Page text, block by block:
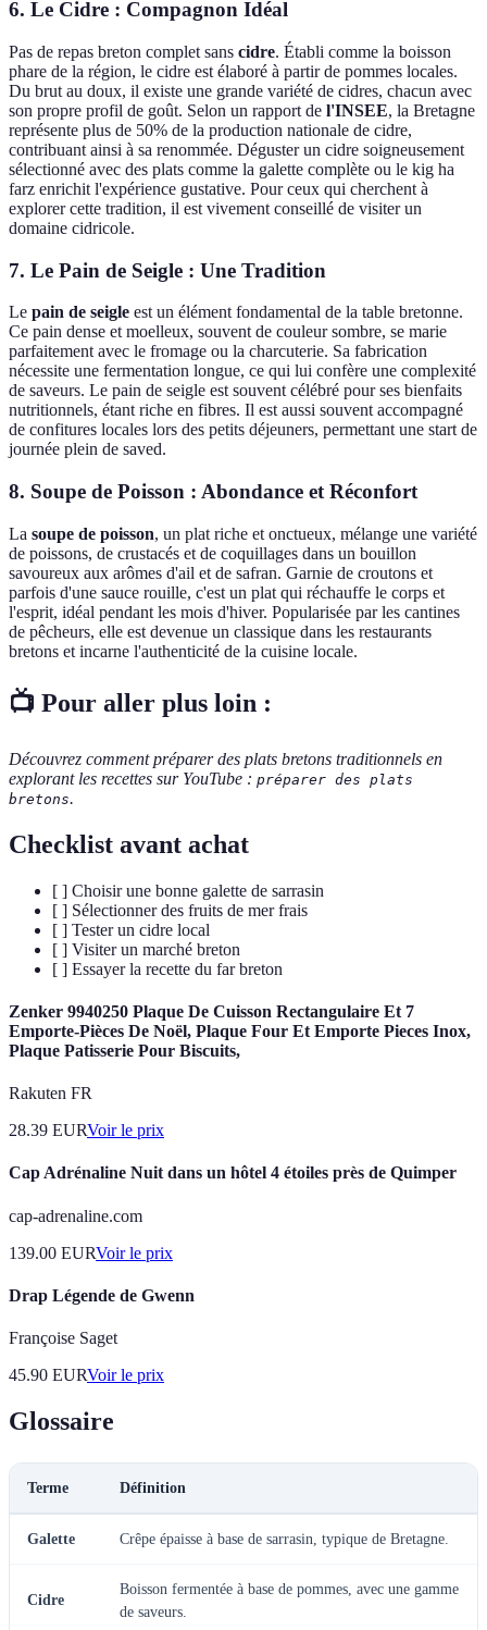
6. Le Cidre : Compagnon Idéal
Pas de repas breton complet sans cidre. Établi comme la boisson
phare de la région, le cidre est élaboré à partir de pommes locales.
Du brut au doux, il existe une grande variété de cidres, chacun avec
son propre profil de goût. Selon un rapport de l'INSEE, la Bretagne
représente plus de 50% de la production nationale de cidre,
contribuant ainsi à sa renommée. Déguster un cidre soigneusement
sélectionné avec des plats comme la galette complète ou le kig ha
farz enrichit l'expérience gustative. Pour ceux qui cherchent à
explorer cette tradition, il est vivement conseillé de visiter un
domaine cidricole.
7. Le Pain de Seigle : Une Tradition
Le pain de seigle est un élément fondamental de la table bretonne.
Ce pain dense et moelleux, souvent de couleur sombre, se marie
parfaitement avec le fromage ou la charcuterie. Sa fabrication
nécessite une fermentation longue, ce qui lui confère une complexité
de saveurs. Le pain de seigle est souvent célébré pour ses bienfaits
nutritionnels, étant riche en fibres. Il est aussi souvent accompagné
de confitures locales lors des petits déjeuners, permettant une start de
journée plein de saved.
8. Soupe de Poisson : Abondance et Réconfort
La soupe de poisson, un plat riche et onctueux, mélange une variété
de poissons, de crustacés et de coquillages dans un bouillon
savoureux aux arômes d'ail et de safran. Garnie de croutons et
parfois d'une sauce rouille, c'est un plat qui réchauffe le corps et
l'esprit, idéal pendant les mois d'hiver. Popularisée par les cantines
de pêcheurs, elle est devenue un classique dans les restaurants
bretons et incarne l'authenticité de la cuisine locale.
📺 Pour aller plus loin :
Découvrez comment préparer des plats bretons traditionnels en
explorant les recettes sur YouTube : préparer des plats
bretons.
Checklist avant achat
[ ] Choisir une bonne galette de sarrasin
[ ] Sélectionner des fruits de mer frais
[ ] Tester un cidre local
[ ] Visiter un marché breton
[ ] Essayer la recette du far breton
Zenker 9940250 Plaque De Cuisson Rectangulaire Et 7
Emporte-Pièces De Noël, Plaque Four Et Emporte Pieces Inox,
Plaque Patisserie Pour Biscuits,
Rakuten FR
28.39 EURVoir le prix
Cap Adrénaline Nuit dans un hôtel 4 étoiles près de Quimper
cap-adrenaline.com
139.00 EURVoir le prix
Drap Légende de Gwenn
Françoise Saget
45.90 EURVoir le prix
Glossaire
Terme Définition
Galette Crêpe épaisse à base de sarrasin, typique de Bretagne.
Cidre
Boisson fermentée à base de pommes, avec une gamme
de saveurs.